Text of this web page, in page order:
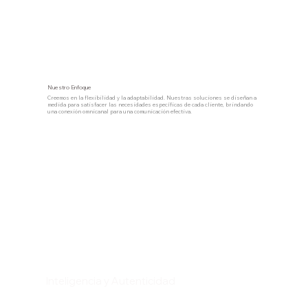
Nuestro Enfoque
Creemos en la flexibilidad y la adaptabilidad. Nuestras soluciones se diseñan a
medida para satisfacer las necesidades específicas de cada cliente, brindando
una conexión omnicanal para una comunicación efectiva.